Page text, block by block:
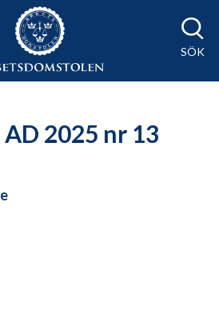
SÖK
2025 nr 13